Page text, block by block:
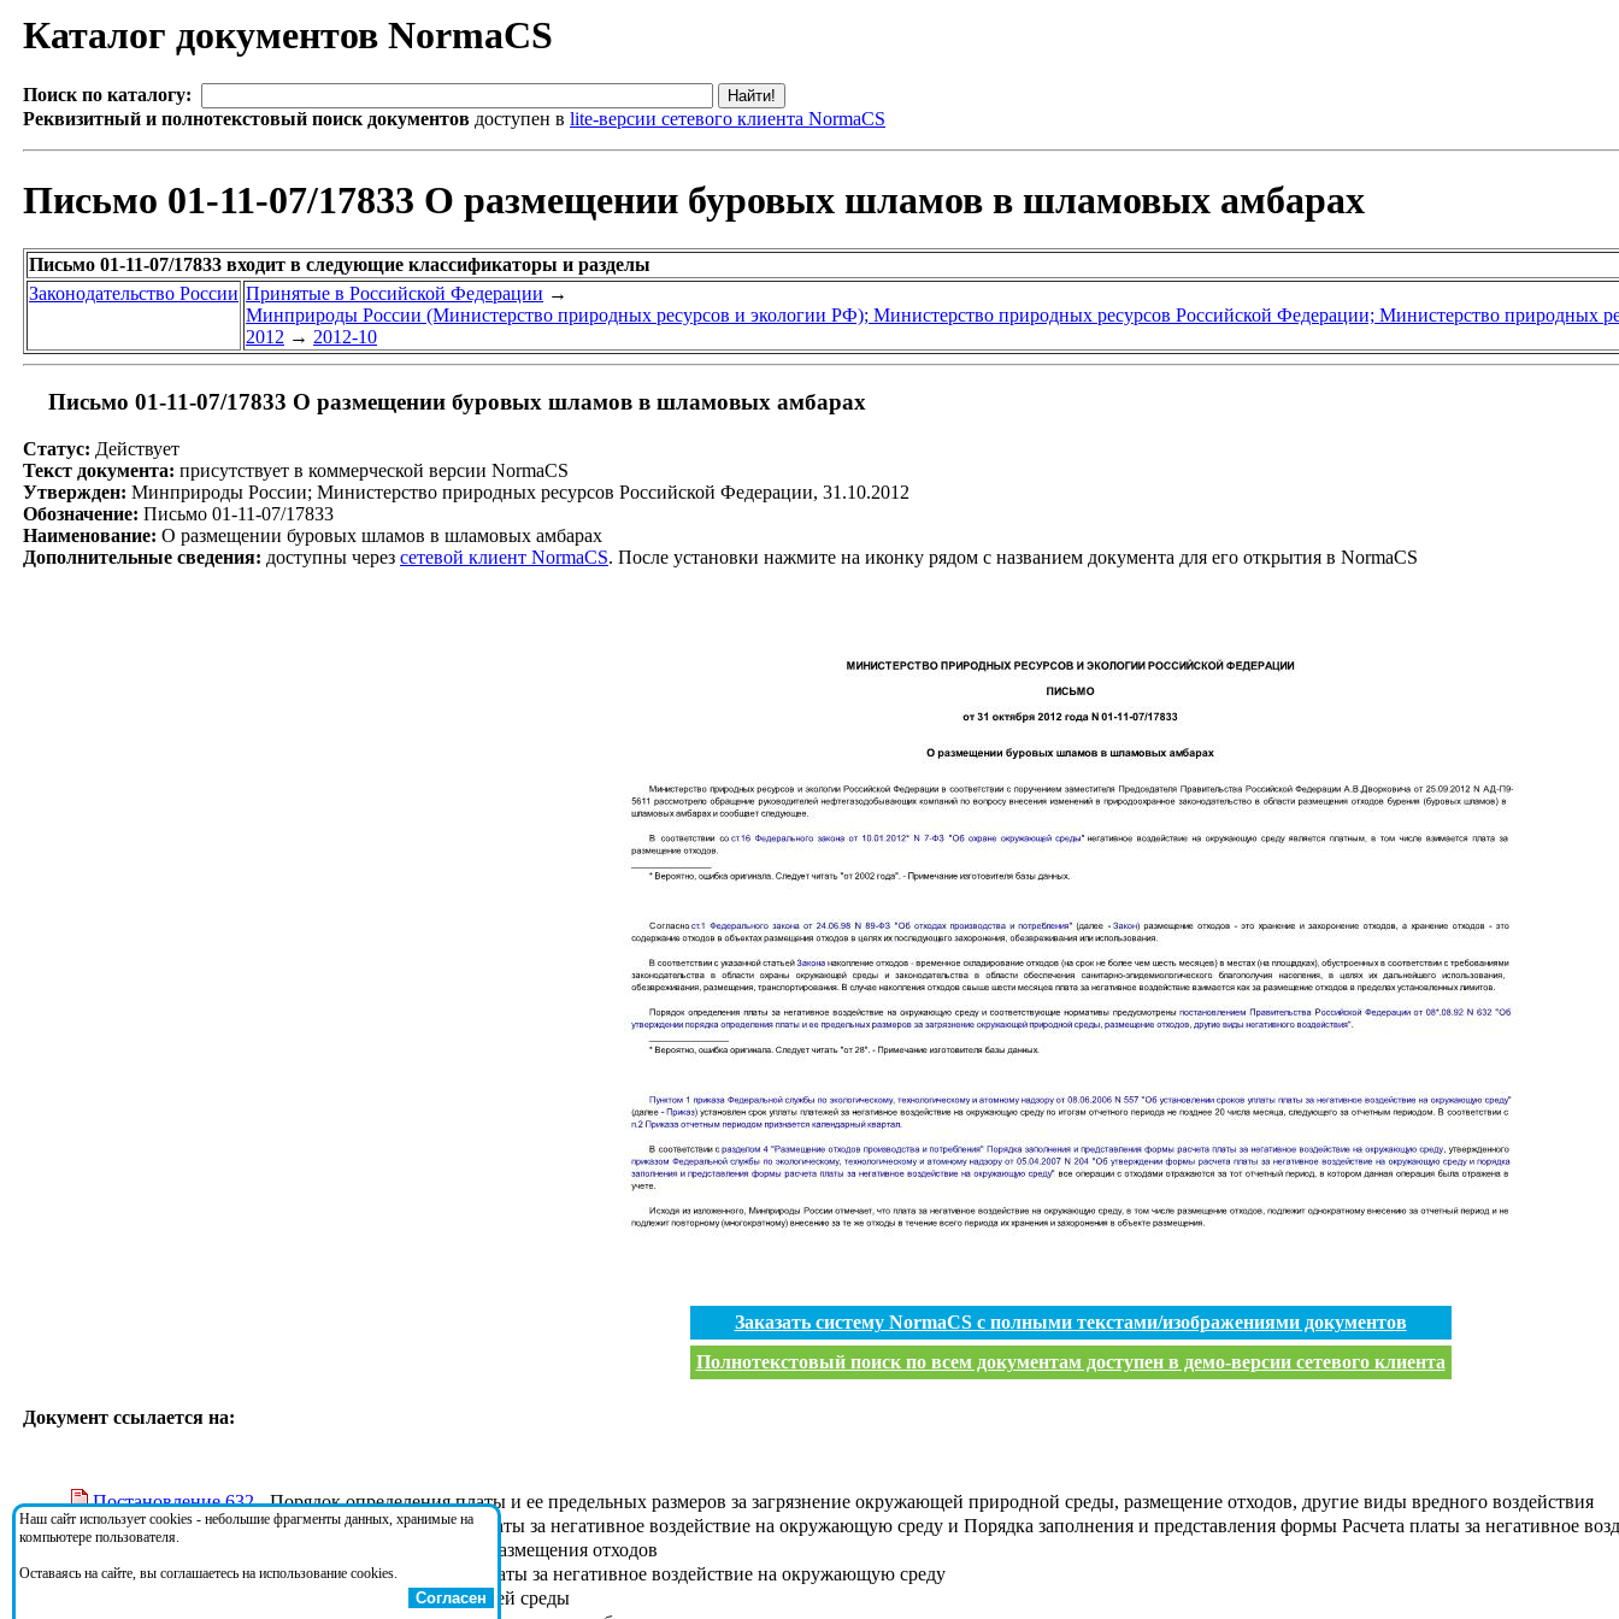
Каталог документов NormaCS
Поиск по каталогу:
Реквизитный и полнотекстовый поиск документов доступен в lite-версии сетевого клиента NormaCS
Письмо 01-11-07/17833 О размещении буровых шламов в шламовых амбарах
Письмо 01-11-07/17833 входит в следующие классификаторы и разделы
Законодательство России Принятые в Российской Федерации →
Минприроды России (Министерство природных ресурсов и экологии РФ); Министерство природных ресурсов Российской Федерации; Министерство природных
2012 → 2012-10
Письмо 01-11-07/17833 О размещении буровых шламов в шламовых амбарах
Статус: Действует
Текст документа: присутствует в коммерческой версии NormaCS
Утвержден: Минприроды России; Министерство природных ресурсов Российской Федерации, 31.10.2012
Обозначение: Письмо 01-11-07/17833
Наименование: О размещении буровых шламов в шламовых амбарах
Дополнительные сведения: доступны через сетевой клиент NormaCS. После установки нажмите на иконку рядом с названием документа для его открытия в NormaCS
Заказать систему NormaCS с полными текстами/изображениями документов
Полнотекстовый поиск по всем документам доступен в демо-версии сетевого клиента
Документ ссылается на:
Постановление 632- Порядок определения платы и ее предельных размеров за загрязнение окружающей природной среды, размещение отходов, другие виды вредного воздействия
Приказ 204- Об утверждении формы Расчета платы за негативное воздействие на окружающую среду и Порядка заполнения и представления формы Расчета платы за негативное
- Правила инвентаризации объектов размещения отходов
Приказ 557- Об установлении сроков уплаты платы за негативное воздействие на окружающую среду
- Об охране окружающей среды
Наш сайт использует cookies - небольшие фрагменты данных, хранимые на
компьютере пользователя.
Оставаясь на сайте, вы соглашаетесь на использование cookies.
Согласен